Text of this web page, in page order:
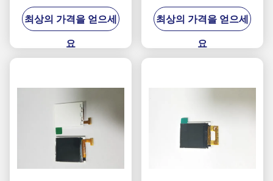
TFT LCD 240 * 400 해
상도 및 여러 인터페이스
최상의 가격을 얻으세
요
독 가능 TFT
최상의 가격을 얻으세
요